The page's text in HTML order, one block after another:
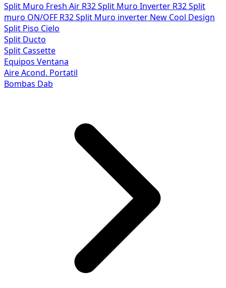
Split Muro Fresh Air R32Split Muro Inverter R32Split
muro ON/OFF R32Split Muro inverter New Cool Design
Split Piso Cielo
Split Ducto
Split Cassette
Equipos Ventana
Aire Acond. Portatil
Bombas Dab